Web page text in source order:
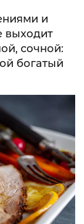
и
выходит
сочной:
богатый